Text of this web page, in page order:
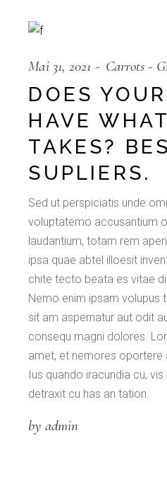
Mai 31, 2021 Carrots
DOES
HAVE
TAKES?
SUPLIERS.
Sed ut perspiciatis unde
voluptatemo accusantium
laudantium, totam rem
ipsa quae abtel illoesit
chite tecto beata es vitae
Nemo enim ipsam volupus
sit am aspernatur aut odit
consequ magni dolores.
amet, et nemores oportere
Ius quando iracundia cu,
detraxit cu has an tation.
by admin